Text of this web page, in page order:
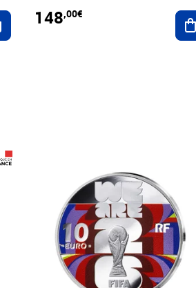
Ajouter au panier
148,00€